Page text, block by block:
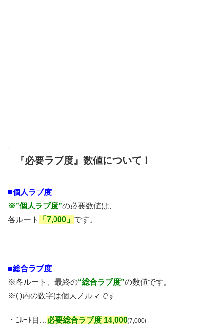
『必要ラブ度』数値について！
■個人ラブ度
※”個人ラブ度”の必要数値は、
各ルート
「7,000」 です。
■総合ラブ度
※各ルート、最終の“総合ラブ度”の数値です。
※( )内の数字は個人ノルマです
・1ﾙｰﾄ目…必要総合ラブ度 14,000(7,000)